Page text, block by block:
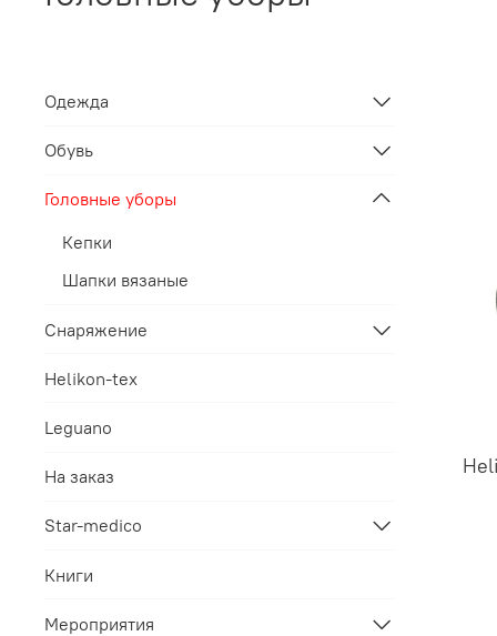
Одежда
Обувь
Головные уборы
Кепки
Шапки вязаные
Снаряжение
Helikon-tex
Leguano
На заказ
Star-medico
Книги
Мероприятия